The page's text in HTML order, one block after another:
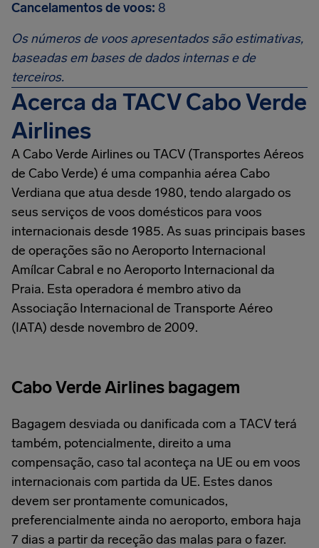
Cancelamentos de voos: 8
Os números de voos apresentados são estimativas,
baseadas em bases de dados internas e de
terceiros.
Acerca da TACV Cabo Verde
Airlines
A Cabo Verde Airlines ou TACV (Transportes Aéreos
de Cabo Verde) é uma companhia aérea Cabo
Verdiana que atua desde 1980, tendo alargado os
seus serviços de voos domésticos para voos
internacionais desde 1985. As suas principais bases
de operações são no Aeroporto Internacional
Amílcar Cabral e no Aeroporto Internacional da
Praia. Esta operadora é membro ativo da
Associação Internacional de Transporte Aéreo
(IATA) desde novembro de 2009.
Cabo Verde Airlines bagagem
Bagagem desviada ou danificada com a TACV terá
também, potencialmente, direito a uma
compensação, caso tal aconteça na UE ou em voos
internacionais com partida da UE. Estes danos
devem ser prontamente comunicados,
preferencialmente ainda no aeroporto, embora haja
7 dias a partir da receção das malas para o fazer.